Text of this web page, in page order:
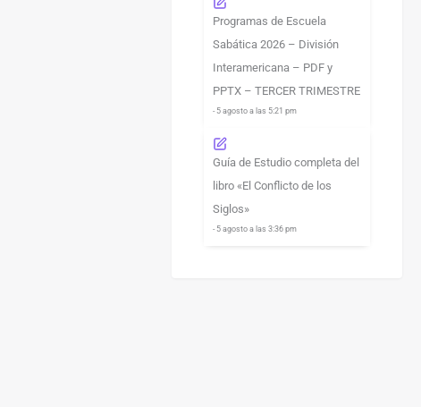
Programas de Escuela
Sabática 2026 – División
Interamericana – PDF y
PPTX – TERCER TRIMESTRE
- 5 agosto a las 5:21 pm
Guía de Estudio completa del
libro «El Conflicto de los
Siglos»
- 5 agosto a las 3:36 pm